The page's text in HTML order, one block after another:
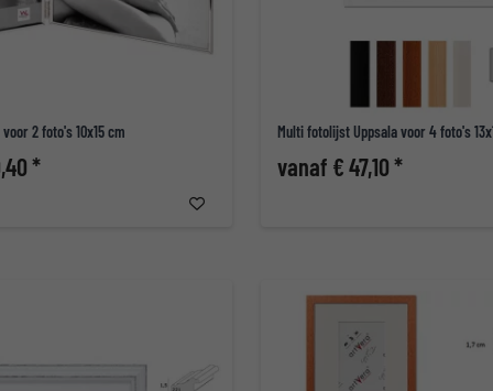
2 foto's 10x15 cm
*
Multi fotolijst Uppsala voor 4 foto's
vanaf € 47,10 *